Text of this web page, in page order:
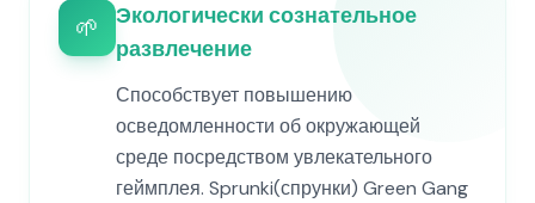
🌱
Экологически сознательное
развлечение
Способствует повышению
осведомленности об окружающей
среде посредством увлекательного
геймплея. Sprunki(спрунки) Green Gang